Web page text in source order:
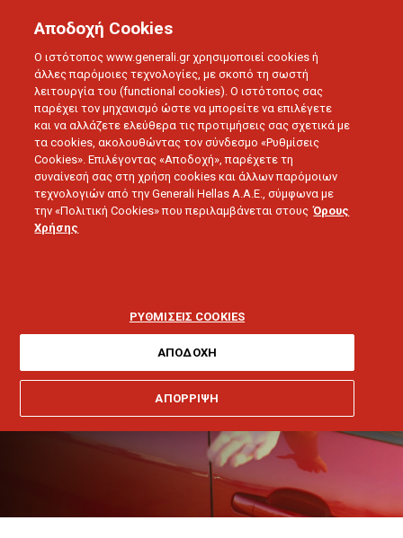
LIFE IN MOTION
αποστάσεις
Αποδοχή Cookies
Ο ιστότοπος www.generali.gr χρησιμοποιεί cookies ή
άλλες παρόμοιες τεχνολογίες, με σκοπό τη σωστή
λειτουργία του (functional cookies). Ο ιστότοπος σας
παρέχει τον μηχανισμό ώστε να μπορείτε να επιλέγετε
και να αλλάζετε ελεύθερα τις προτιμήσεις σας σχετικά με
τα cookies, ακολουθώντας τον σύνδεσμο «Ρυθμίσεις
Cookies». Επιλέγοντας «Αποδοχή», παρέχετε τη
συναίνεσή σας στη χρήση cookies και άλλων παρόμοιων
τεχνολογιών από την Generali Hellas A.A.E., σύμφωνα με
την «Πολιτική Cookies» που περιλαμβάνεται στους Όρους
Χρήσης
ΡΥΘΜΙΣΕΙΣ COOKIES
ΑΠΟΡΡΙΨΗ
ΑΠΟΔΟΧΗ